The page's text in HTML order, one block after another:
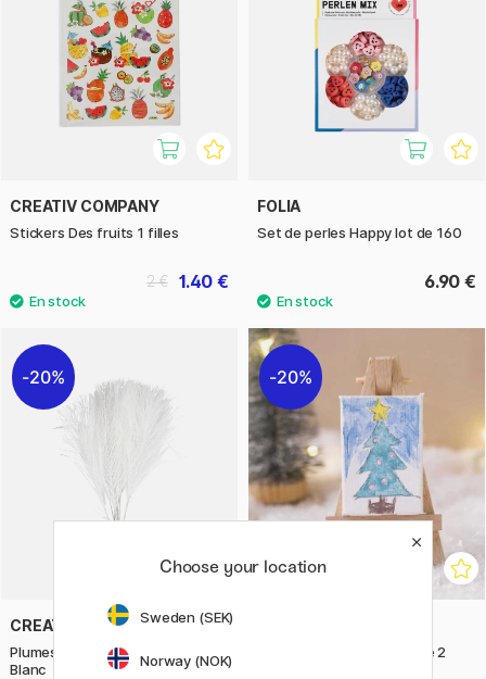
CREATIV COMPANY
Stickers Des fruits 1 filles
1.40 €
2 €
FOLIA
Set de perles Happy lot de 160
6.90 €
20%
CREATIV COMPANY
Plumes artificielles lot de 10
Blanc
20%
Canvas Mini 6x4 cm Lot de 2
Choose your location
Sweden (SEK)
Norway (NOK)